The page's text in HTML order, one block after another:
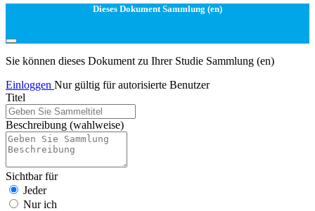
Dieses Dokument Sammlung (en)
Sie können dieses Dokument zu Ihrer Studie Sammlung (en)
Einloggen Nur gültig für autorisierte Benutzer
Titel
Beschreibung (wahlweise)
Sichtbar für
Jeder
Nur ich